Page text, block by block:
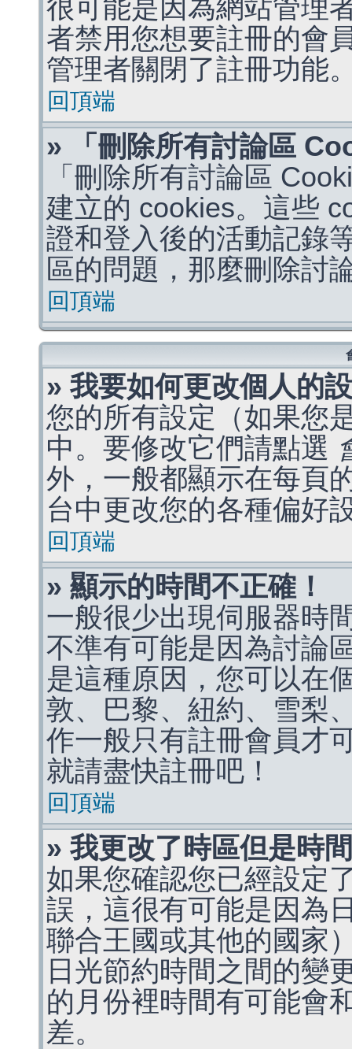
很可能是因為網站管理
者禁用您想要註冊的會
管理者關閉了註冊功能
回頂端
» 「刪除所有討論區
「刪除所有討論區
建立的 cookies。這些
證和登入後的活動記錄
區的問題，那麼刪除討
回頂端
» 我要如何更改個人的
您的所有設定（如果您
中。要修改它們請點選
外，一般都顯示在每頁
台中更改您的各種偏好
回頂端
» 顯示的時間不正確！
一般很少出現伺服器時
不準有可能是因為討論
是這種原因，您可以在
敦、巴黎、紐約、雪梨
作一般只有註冊會員才
就請盡快註冊吧！
回頂端
» 我更改了時區但是時
如果您確認您已經設定
誤，這很有可能是因為
聯合王國或其他的國家
日光節約時間之間的變
的月份裡時間有可能會
差。